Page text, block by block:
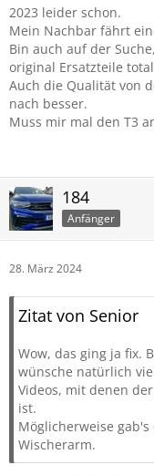
2023 leider schon.
Mein Nachbar fährt
Bin auch auf der
original Ersatzteile
Auch die Qualität von
nach besser.
Muss mir mal den T3
184
Anfänger
28. März 2024
Zitat von Senior
Wow, das ging ja fix.
wünsche natürlich
Videos, mit denen
ist.
Möglicherweise
Wischerarm.